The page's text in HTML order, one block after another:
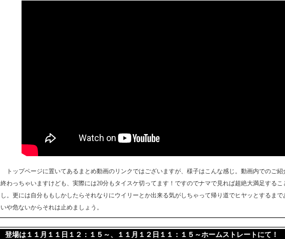
トップページに置いてあるまとめ動画のリンクではございますが、様子はこんな感じ。動画内でのご紹
終わっちゃいますけども、実際には20分もタイスケ切ってます！ですのでナマで見れば超絶大満足するこ
し。更には自分ももしかしたらそれなりにウイリーとか出来る気がしちゃって帰り道でヒヤッとするまで
いや危ないからそれは止めましょう。
登場は１１月１１日１２：１５～、１１月１２日１１：１５～ホームストレートにて！